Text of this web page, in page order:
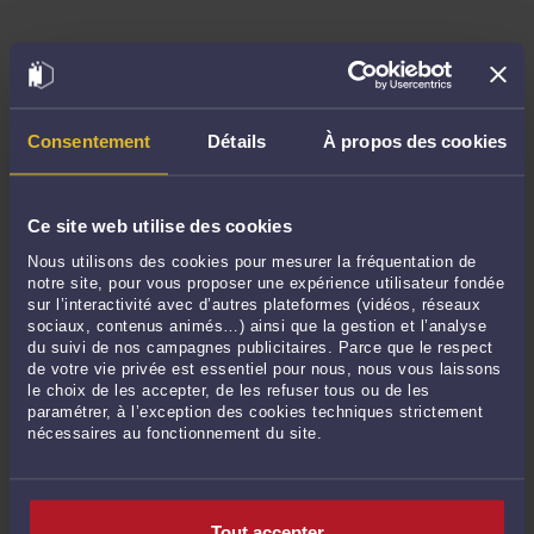
Consentement Détails À propos des cookies
Ce site web utilise des cookies
Nous utilisons des cookies pour mesurer la fréquentation de
notre site, pour vous proposer une expérience utilisateur fondée
sur l’interactivité avec d’autres plateformes (vidéos, réseaux
sociaux, contenus animés…) ainsi que la gestion et l’analyse
du suivi de nos campagnes publicitaires. Parce que le respect
de votre vie privée est essentiel pour nous, nous vous laissons
le choix de les accepter, de les refuser tous ou de les
paramétrer, à l’exception des cookies techniques strictement
nécessaires au fonctionnement du site.
En ce qui concerne l’insanité d’esprit du jour de l’acte
contesté, l’auteur de l’acte pouvant cependant prouver que la
prescription a été suspendue en raison d’une impossibilité
L’exception de nullité est imprescriptible
Une défense au fond imprescriptible
Selon l’article 1185 du Code civil, l'exception de nullité ne se
prescrit pas si elle se rapporte à un contrat qui n'a reçu
aucune exécution.
Pour la Cour de cassation, Est perpétuelle l’exception de
nullité opposée à la demande en nullité d’un testament”.